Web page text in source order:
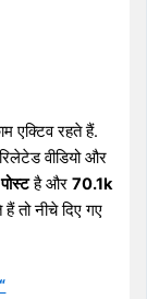
एक्टिव रहते हैं.
वीडियो और
है और70.1k
तो नीचे दिए गए